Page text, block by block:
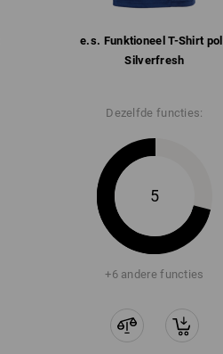
e.s. Funktioneel T-Shirt
Silverfresh
Dezelfde functies:
5
+6 andere functies